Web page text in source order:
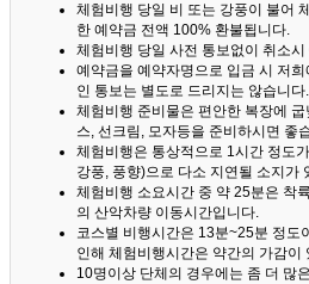
체험비행 당일 비 또는 강풍이 불어
한 예약금 전액 100% 환불됩니다.
체험비행 당일 사전 통보없이 취소
예약금을 예약자명으로 입금 시 저
인 통보는 별도로 드리지는 않습니다.
체험비행 준비물은 편안한 복장에
스, 선크림, 모자등을 준비하시면 좋
체험비행은 통상적으로 1시간 정도
강풍, 풍향)으로 다소 지연될 소지가
체험비행 소요시간 중 약 25분은 착
의 산악차량 이동시간입니다.
코스별 비행시간은 13분~25분 정도
인해 체험비행시간은 약간의 가감이
10명이상 단체의 경우에는 좀 더 많